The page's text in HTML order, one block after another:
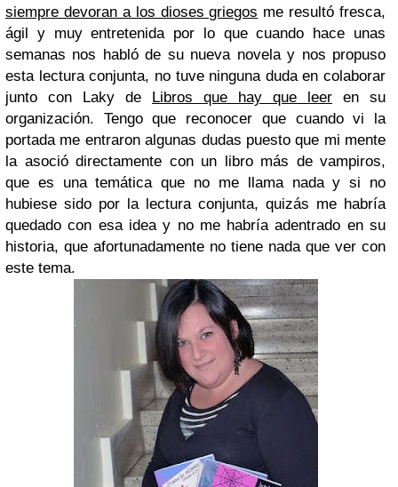
siempre devoran a los dioses griegos me resultó fresca,
ágil y muy entretenida por lo que cuando hace unas
semanas nos habló de su nueva novela y nos propuso
esta lectura conjunta, no tuve ninguna duda en colaborar
junto con Laky de Libros que hay que leer en su
organización. Tengo que reconocer que cuando vi la
portada me entraron algunas dudas puesto que mi mente
la asoció directamente con un libro más de vampiros,
que es una temática que no me llama nada y si no
hubiese sido por la lectura conjunta, quizás me habría
quedado con esa idea y no me habría adentrado en su
historia, que afortunadamente no tiene nada que ver con
este tema.